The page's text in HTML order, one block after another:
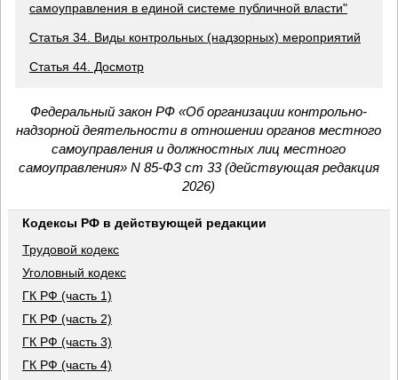
самоуправления в единой системе публичной власти"
Статья 34. Виды контрольных (надзорных) мероприятий
Статья 44. Досмотр
Федеральный закон РФ «Об организации контрольно-
надзорной деятельности в отношении органов местного
самоуправления и должностных лиц местного
самоуправления» N 85-ФЗ ст 33 (действующая редакция
2026)
Кодексы РФ в действующей редакции
Трудовой кодекс
Уголовный кодекс
ГК РФ (часть 1)
ГК РФ (часть 2)
ГК РФ (часть 3)
ГК РФ (часть 4)